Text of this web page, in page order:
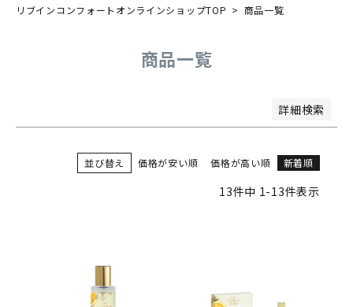
リブインコンフォートオンラインショップTOP 商品一覧
商品一覧
詳細検索
優先度順
並び替え 価格が安い順 価格が高い順 新着順
13件中 1-13件表示